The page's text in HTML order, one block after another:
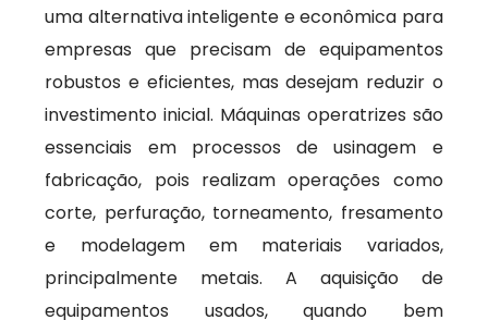
uma alternativa inteligente e econômica para
empresas que precisam de equipamentos
robustos e eficientes, mas desejam reduzir o
investimento inicial. Máquinas operatrizes são
essenciais em processos de usinagem e
fabricação, pois realizam operações como
corte, perfuração, torneamento, fresamento
e modelagem em materiais variados,
principalmente metais. A aquisição de
equipamentos usados, quando bem